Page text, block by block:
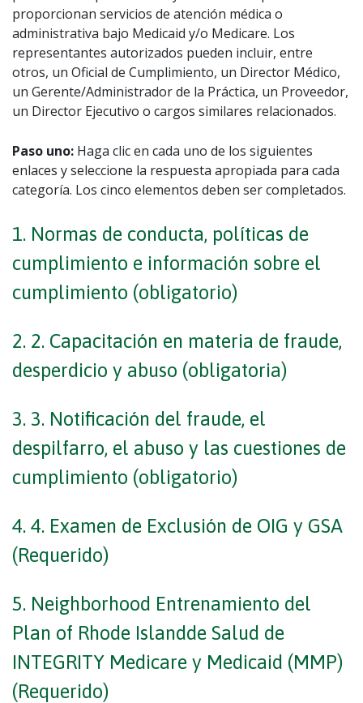
proporcionan servicios de atención médica o
administrativa bajo Medicaid y/o Medicare. Los
representantes autorizados pueden incluir, entre
otros, un Oficial de Cumplimiento, un Director Médico,
un Gerente/Administrador de la Práctica, un Proveedor,
un Director Ejecutivo o cargos similares relacionados.
Paso uno: Haga clic en cada uno de los siguientes
enlaces y seleccione la respuesta apropiada para cada
categoría. Los cinco elementos deben ser completados.
1. Normas de conducta, políticas de
cumplimiento e información sobre el
cumplimiento (obligatorio)
2. 2. Capacitación en materia de fraude,
desperdicio y abuso (obligatoria)
3. 3. Notificación del fraude, el
despilfarro, el abuso y las cuestiones de
cumplimiento (obligatorio)
4. 4. Examen de Exclusión de OIG y GSA
(Requerido)
5. Neighborhood Entrenamiento del
Plan of Rhode Islandde Salud de
INTEGRITY Medicare y Medicaid (MMP)
(Requerido)